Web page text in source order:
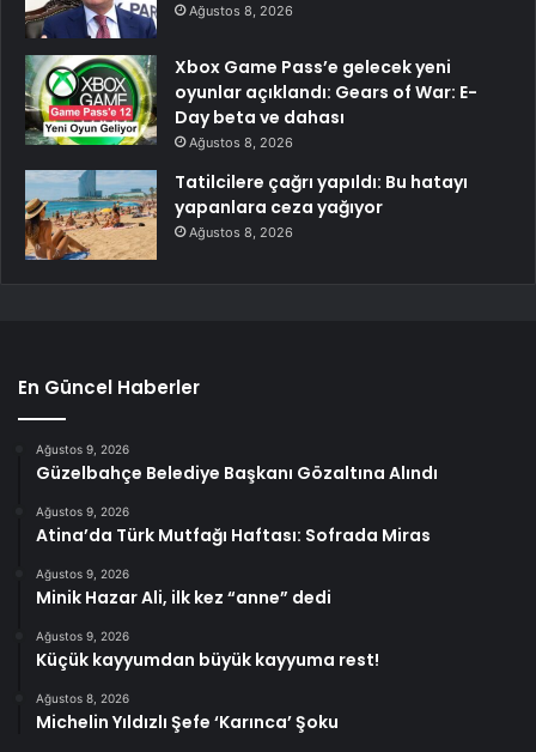
Ağustos 8, 2026
Xbox Game Pass’e gelecek yeni
oyunlar açıklandı: Gears of War: E-
Day beta ve dahası
Ağustos 8, 2026
Tatilcilere çağrı yapıldı: Bu hatayı
yapanlara ceza yağıyor
Ağustos 8, 2026
En Güncel Haberler
Ağustos 9, 2026
Güzelbahçe Belediye Başkanı Gözaltına Alındı
Ağustos 9, 2026
Atina’da Türk Mutfağı Haftası: Sofrada Miras
Ağustos 9, 2026
Minik Hazar Ali, ilk kez “anne” dedi
Ağustos 9, 2026
Küçük kayyumdan büyük kayyuma rest!
Ağustos 8, 2026
Michelin Yıldızlı Şefe ‘Karınca’ Şoku